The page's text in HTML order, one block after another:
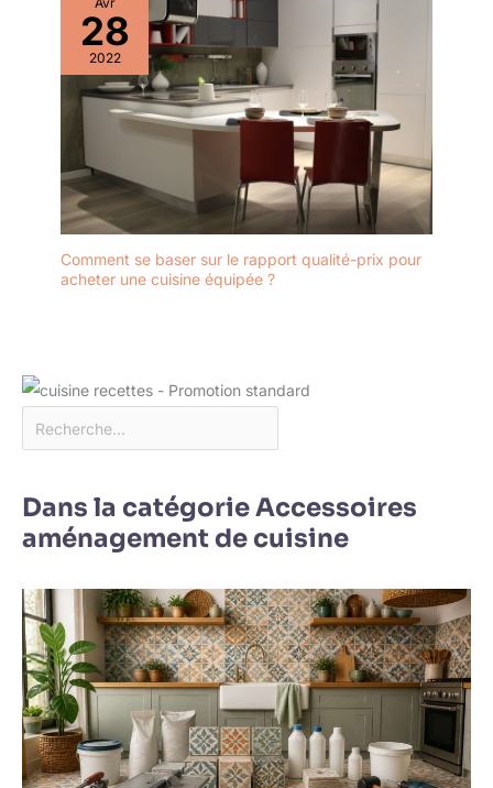
28
2022
Comment se baser sur le rapport qualité-prix pour
acheter une cuisine équipée ?
Dans la catégorie Accessoires
aménagement de cuisine